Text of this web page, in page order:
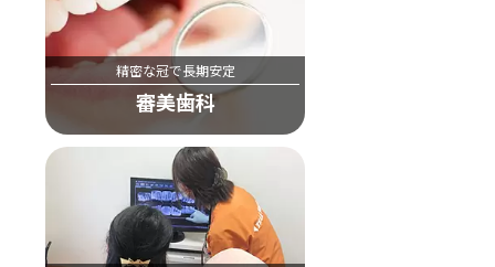
精密な冠で長期安定
審美歯科